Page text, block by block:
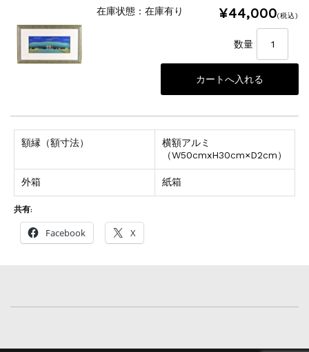
在庫状態 : 在庫有り ¥44,000(税込)
数量
額縁（額寸法）
横額アルミ
（W50cmxH30cm×D2cm）
外箱 紙箱
共有:
Facebook X